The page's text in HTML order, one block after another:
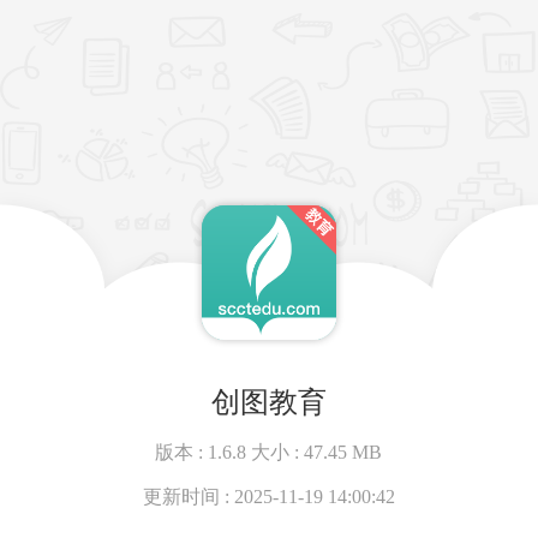
创图教育
版本 : 1.6.8 大小 :47.45 MB
更新时间 : 2025-11-19 14:00:42